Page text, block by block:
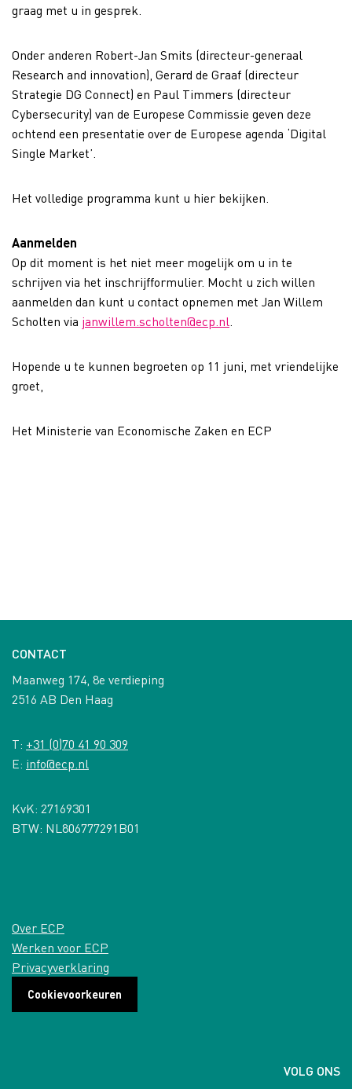
graag met u in gesprek.
Onder anderen Robert-Jan Smits (directeur-generaal
Research and innovation), Gerard de Graaf (directeur
Strategie DG Connect) en Paul Timmers (directeur
Cybersecurity) van de Europese Commissie geven deze
ochtend een presentatie over de Europese agenda ‘Digital
Single Market’.
Het volledige programma kunt u hier bekijken.
Aanmelden
Op dit moment is het niet meer mogelijk om u in te
schrijven via het inschrijfformulier. Mocht u zich willen
aanmelden dan kunt u contact opnemen met Jan Willem
Scholten via janwillem.scholten@ecp.nl
Hopende u te kunnen begroeten op 11 juni, met vriendelijke
groet,
Het Ministerie van Economische Zaken en ECP
CONTACT
Maanweg 174, 8e verdieping
2516 AB Den Haag
T: +31 (0)70 41 90 309
E: info@ecp.nl
KvK: 27169301
BTW: NL806777291B01
Over ECP
Werken voor ECP
Privacyverklaring
Cookievoorkeuren
VOLG ONS